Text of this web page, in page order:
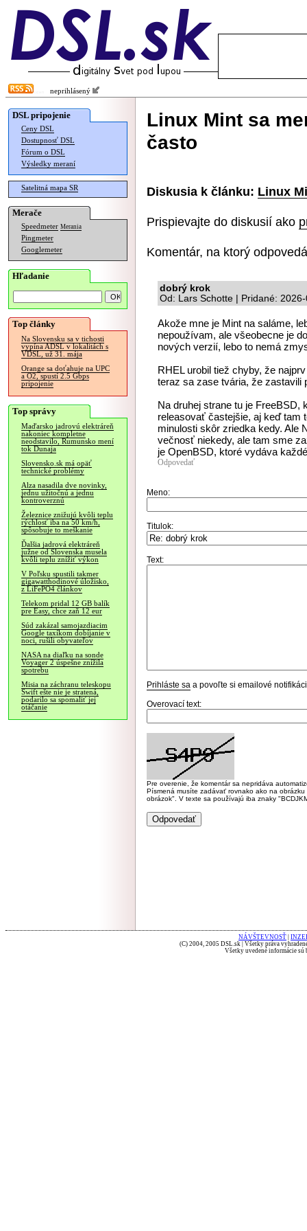
neprihlásený
DSL pripojenie
Ceny DSL
Dostupnosť DSL
Fórum o DSL
Výsledky meraní
Satelitná mapa SR
Merače
Speedmeter Merania
Pingmeter
Googlemeter
Hľadanie
Top články
Na Slovensku sa v tichosti
vypína ADSL v lokalitách s
VDSL, už 31. mája
Orange sa doťahuje na UPC
a O2, spustí 2.5 Gbps
pripojenie
Top správy
Maďarsko jadrovú elektráreň
nakoniec kompletne
neodstavilo, Rumunsko mení
tok Dunaja
Slovensko.sk má opäť
technické problémy
Alza nasadila dve novinky,
jednu užitočnú a jednu
kontroverznú
Železnice znižujú kvôli teplu
rýchlosť iba na 50 km/h,
spôsobuje to meškanie
Ďalšia jadrová elektráreň
južne od Slovenska musela
kvôli teplu znížiť výkon
V Poľsku spustili takmer
gigawatthodinové úložisko,
z LiFePO4 článkov
Telekom pridal 12 GB balík
pre Easy, chce zaň 12 eur
Súd zakázal samojazdiacim
Google taxíkom dobíjanie v
noci, rušili obyvateľov
NASA na diaľku na sonde
Voyager 2 úspešne znížila
spotrebu
Misia na záchranu teleskopu
Swift ešte nie je stratená,
podarilo sa spomaliť jej
otáčanie
Linux Mint sa
často
Diskusia k článku: Linux
Prispievajte do diskusií ako
Komentár, na ktorý
dobrý krok
Od: Lars Schotte | Pridané:
Akože mne je Mint na saláme,
nepoužívam, ale všeobecne je
nových verzií, lebo to nemá
RHEL urobil tiež chyby, že
teraz sa zase tvária, že zastavili
Na druhej strane tu je
releasovať častejšie, aj keď tam
minulosti skôr zriedka kedy. Ale
večnosť niekedy, ale tam sme
je OpenBSD, ktoré vydáva
Odpovedať
Meno:
Titulok:
Text:
Prihláste sa a povoľte si emailové
Overovací text:
Pre overenie, že komentár sa nepridáva
Písmená musíte zadávať rovnako ako na
obrázok". V texte sa používajú iba znaky
NÁVŠTEVNOSŤ
(C) 2004, 2005 DSL.sk | Všetky práva
Všetky uvedené informácie sú